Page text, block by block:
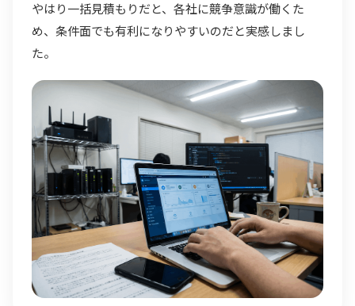
やはり一括見積もりだと、各社に競争意識が働くた
め、条件面でも有利になりやすいのだと実感しまし
た。